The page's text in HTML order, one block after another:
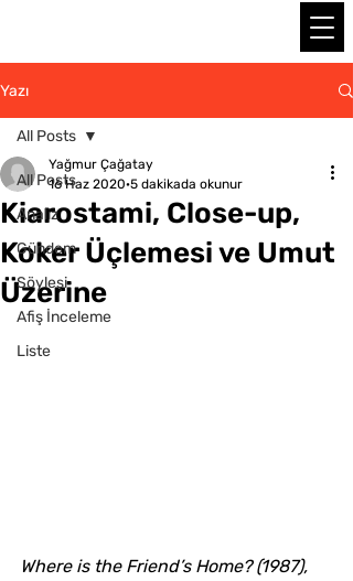
Yazı
All Posts
Analiz
Gündem
Söyleşi
Afiş İnceleme
Liste
All Posts
Kiarostami, Close-up,
Koker Üçlemesi ve Umut
Üzerine
Yağmur Çağatay
16 Haz 2020 5 dakikada okunur
Where is the Friend’s Home? (1987),